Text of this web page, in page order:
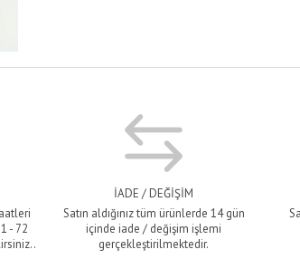
- 72
İADE / DEĞİŞİM
Satın aldığınız tüm ürünlerde 14 gün
içinde iade / değişim işlemi
gerçekleştirilmektedir.